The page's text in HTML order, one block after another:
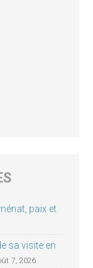
paix et
sa visite en
7, 2026